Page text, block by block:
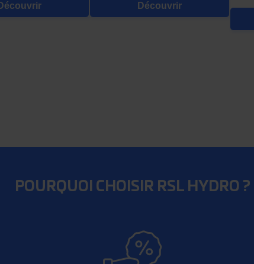
Découvrir
POURQUOI CHOISIR RSL HYDRO ?